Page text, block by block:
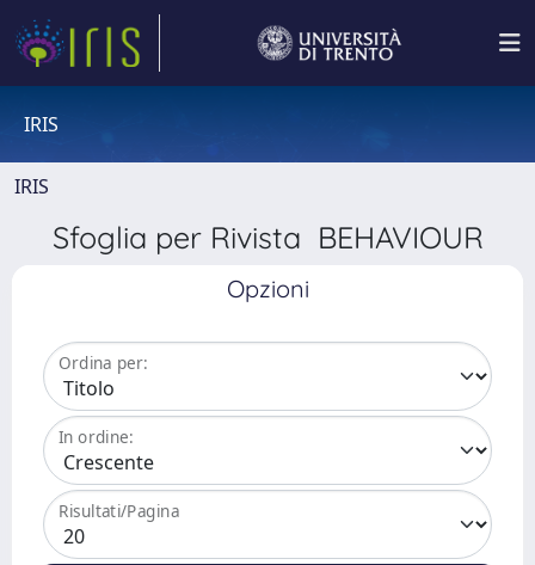
IRIS
IRIS
Sfoglia per Rivista BEHAVIOUR
Opzioni
Ordina per:
In ordine:
Risultati/Pagina